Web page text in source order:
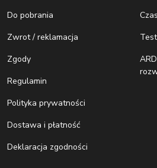
Do pobrania
Zwrot / reklamacja
Zgody
Regulamin
Polityka prywatności
Dostawa i płatność
Deklaracja zgodności